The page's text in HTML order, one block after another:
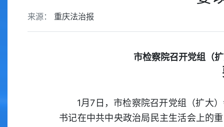
来源： 重庆法治报
市检察院召开党组（
1月7日，市检察院召开党组（扩大
书记在中共中央政治局民主生活会上的